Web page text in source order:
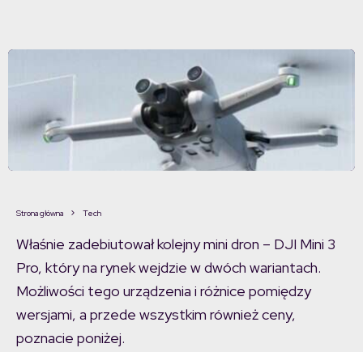
Strona główna Tech
Właśnie zadebiutował kolejny mini dron – DJI Mini 3
Pro, który na rynek wejdzie w dwóch wariantach.
Możliwości tego urządzenia i różnice pomiędzy
wersjami, a przede wszystkim również ceny,
poznacie poniżej.